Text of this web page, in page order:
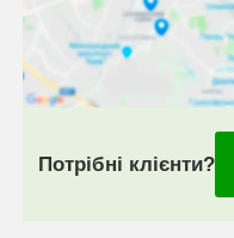
Потрібні клієнти?